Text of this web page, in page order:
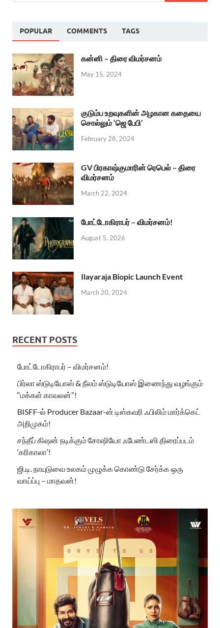
POPULAR COMMENTS TAGS
கன்னி – திரை விமர்சனம்
May 15, 2024
குடும்ப உறவுகளின் அழகான கதையை
சொல்லும் ‘ஜெ பேபி’
February 28, 2024
GV பிரகாஷ்குமாரின் ரெபெல் – திரை
விமர்சனம்
March 22, 2024
போட்டோகிராபர் – விமர்சனம்!
August 5, 2026
Ilayaraja Biopic Launch Event
March 20, 2024
RECENT POSTS
போட்டோகிராபர் – விமர்சனம்!
பிர்லா ஸ்டுடியோஸ் & நீலம் ஸ்டுடியோஸ் இணைந்து வழங்கும்
“மக்கள் காவலன்”!
BISFF-ல் Producer Bazaar-ன் டிஸ்கவரி ஃபிலிம் மார்க்கெட்
அறிமுகம்!
சந்தீப் கிஷன் நடிக்கும் சோஷியோ ஃபேண்டஸி திரைப்படம்
‘கரிகாலா’!
ஜி.டி. நாயுடுவை உலகம் முழுக்க கொண்டு சேர்க்க ஒரு
வாய்ப்பு – மாதவன்!